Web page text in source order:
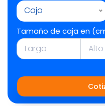
Caja
Tamaño de caja en